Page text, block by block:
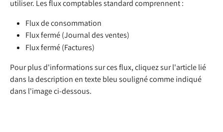
utiliser. Les flux comptables standard comprennent :
Flux de consommation
Flux fermé (Journal des ventes)
Flux fermé (Factures)
Pour plus d'informations sur ces flux, cliquez sur l'article lié
dans la description en texte bleu souligné comme indiqué
dans l'image ci-dessous.